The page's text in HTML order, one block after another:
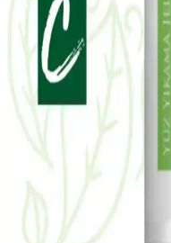
Madeleb Krem ve CC
vegan formülüyle günlük
Yves Rocher
Losyonu Doğal
Yves Rocher'in tropikal
tüm cilt tipleri için uygun,
yapısı ve kalıcı kokusuyla
La Roche-Posay
Kuru Ciltler İçin